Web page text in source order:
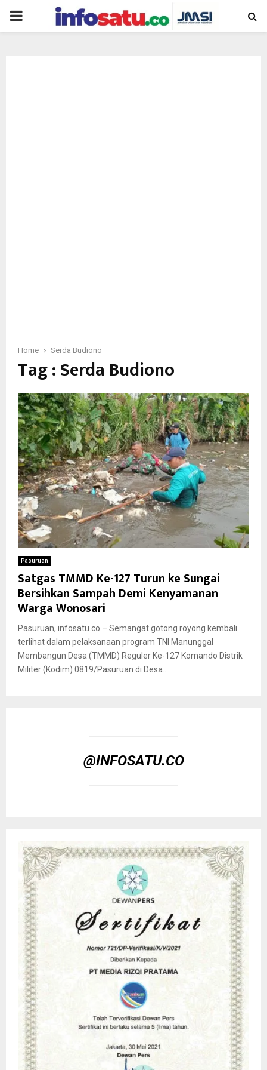
PRIMARY
Home Serda Budiono
Tag : Serda Budiono
Pasuruan
Satgas TMMD Ke-127 Turun ke Sungai
Bersihkan Sampah Demi Kenyamanan
Warga Wonosari
Pasuruan, infosatu.co – Semangat gotong royong kembali
terlihat dalam pelaksanaan program TNI Manunggal
Membangun Desa (TMMD) Reguler Ke-127 Komando Distrik
Militer (Kodim) 0819/Pasuruan di Desa...
@INFOSATU.CO